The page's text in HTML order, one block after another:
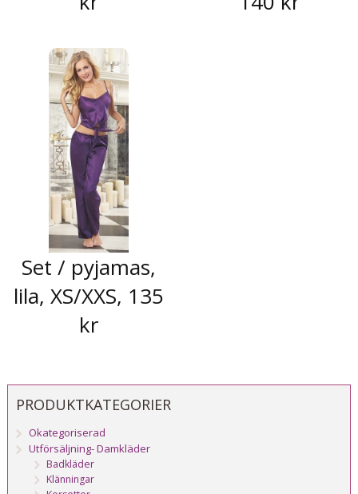
Set / pyjamas,
lila, XS/XXS, 135
kr
PRODUKTKATEGORIER
Okategoriserad
Utförsäljning- Damkläder
Badkläder
Klänningar